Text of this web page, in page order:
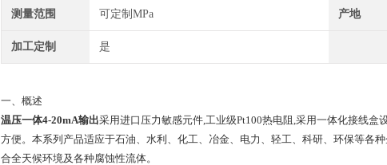
测量范围 可定制MPa 产地
加工定制 是
一、概述
温压一体4-20mA输出采用进口压力敏感元件,工业级Pt100热电阻,采用一体化接线
方便。本系列产品适应于石油、 水利、化工、冶金、电力、轻工、科研、环保等各
合全天候环境及各种腐蚀性流体。